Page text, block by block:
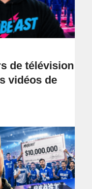
de télévision
vidéos de